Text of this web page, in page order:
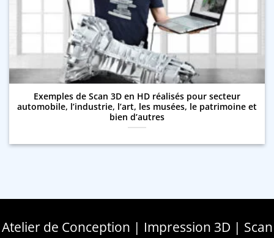
Exemples de Scan 3D en HD réalisés pour secteur
automobile, l’industrie, l’art, les musées, le patrimoine et
bien d’autres
Atelier de Conception | Impression 3D | Scan